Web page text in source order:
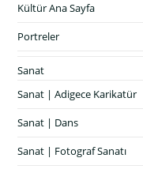
Kültür Ana Sayfa
Portreler
Sanat
Sanat | Adigece Karikatür
Sanat | Dans
Sanat | Fotograf Sanatı